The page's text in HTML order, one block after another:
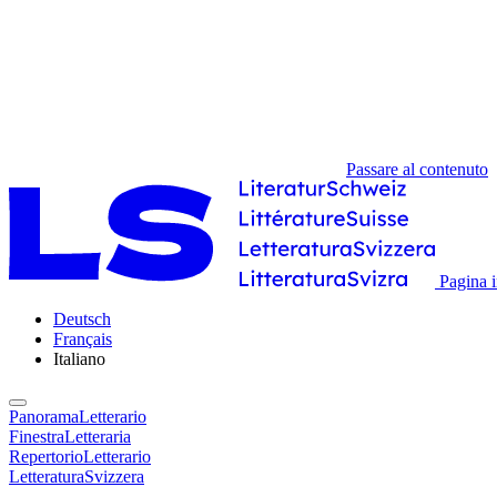
Passare al contenuto
Pagina
Deutsch
Français
Italiano
PanoramaLetterario
FinestraLetteraria
RepertorioLetterario
LetteraturaSvizzera